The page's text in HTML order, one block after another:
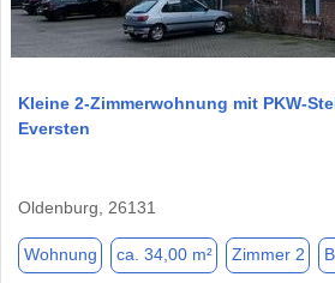
Kleine 2-Zimmerwohnung mit PKW-
Eversten
Oldenburg, 26131
Wohnung ca. 34,00 m² Zimmer 2